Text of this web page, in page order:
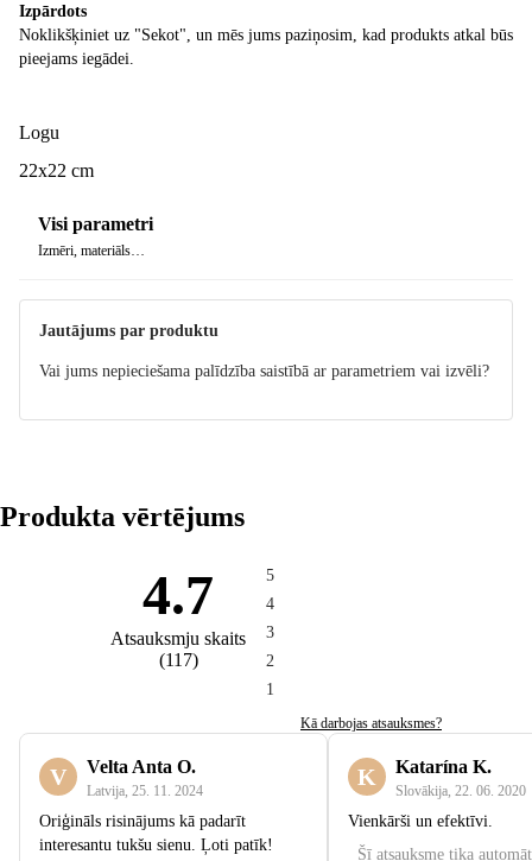
Izpārdots
Noklikšķiniet uz "Sekot", un mēs jums paziņosim, kad produkts atkal būs
pieejams iegādei.
Logu
22x22 cm
Visi parametri
Izmēri, materiāls…
Jautājums par produktu
Vai jums nepieciešama palīdzība saistībā ar parametriem vai izvēli?
Produkta vērtējums
4.7
Atsauksmju skaits
(117)
5
4
3
2
1
Kā darbojas atsauksmes?
V Velta Anta O.
Latvija 25. 11. 2024
Oriģināls risinājums kā padarīt
interesantu tukšu sienu. Ļoti patīk!
K Katarína K.
Slovākija 22. 06. 2020
Vienkārši un efektīvi.
Šī atsauksme tika